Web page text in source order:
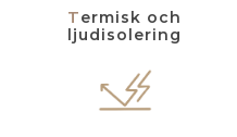
Termisk och
ljudisolering